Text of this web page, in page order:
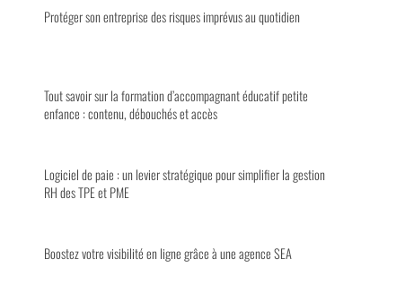
Protéger son entreprise des risques imprévus au quotidien
Tout savoir sur la formation d’accompagnant éducatif petite
enfance : contenu, débouchés et accès
Logiciel de paie : un levier stratégique pour simplifier la gestion
RH des TPE et PME
Boostez votre visibilité en ligne grâce à une agence SEA